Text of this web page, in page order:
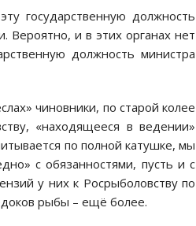
государственную должность
Вероятно, и в этих органах нет
должность министра
чиновники, по старой колее
«находящееся в ведении»
по полной катушке, мы
с обязанностями, пусть и с
у них к Росрыболовству по
рыбы – ещё более.